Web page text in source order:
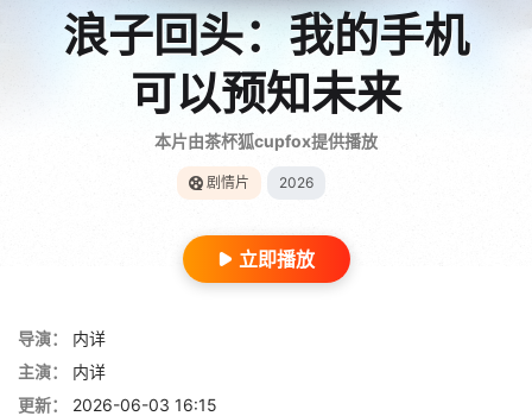
浪子回头：我的手机
可以预知未来
本片由茶杯狐cupfox提供播放
剧情片 2026
立即播放
导演：
内详
主演：
内详
更新：
2026-06-03 16:15